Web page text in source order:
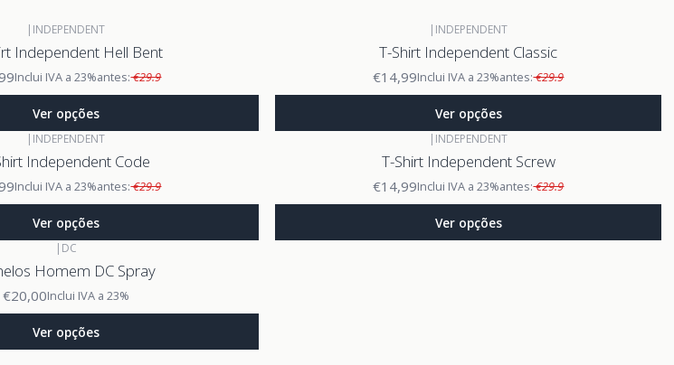
| INDEPENDENT
Independent Hell Bent
Inclui IVA a 23%antes:€29.9
Ver opções
| INDEPENDENT
T-Shirt Independent Classic
€14,99Inclui IVA a 23%antes:€29.9
Ver opções
| INDEPENDENT
Independent Code
Inclui IVA a 23%antes:€29.9
Ver opções
| INDEPENDENT
T-Shirt Independent Screw
€14,99Inclui IVA a 23%antes:€29.9
Ver opções
| DC
Homem DC Spray
€20,00Inclui IVA a 23%
Ver opções